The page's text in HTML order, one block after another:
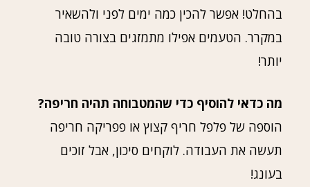
בהחלט! אפשר להכין כמה ימים לפני ולהשאיר
במקרר. הטעמים אפילו מתמזגים בצורה טובה
יותר!
מה כדאי להוסיף כדי שהמטבוחה תהיה חריפה?
הוספה של פלפל חריף קצוץ או פפריקה חריפה
תעשה את העבודה. לוקחים סיכון, אבל זוכים
בעונג!